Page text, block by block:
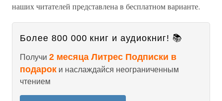
наших читателей представлена в бесплатном варианте.
Более 800 000 книг и аудиокниг! 📚
Получи 2 месяца Литрес Подписки в
подарок и наслаждайся неограниченным
чтением